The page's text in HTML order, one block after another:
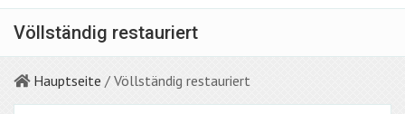
Völlständig restauriert
Hauptseite / Völlständig restauriert